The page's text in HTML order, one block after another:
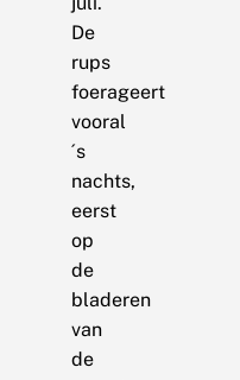
De
rups
foerageert
vooral
´s
nachts,
eerst
op
de
bladeren
van
de